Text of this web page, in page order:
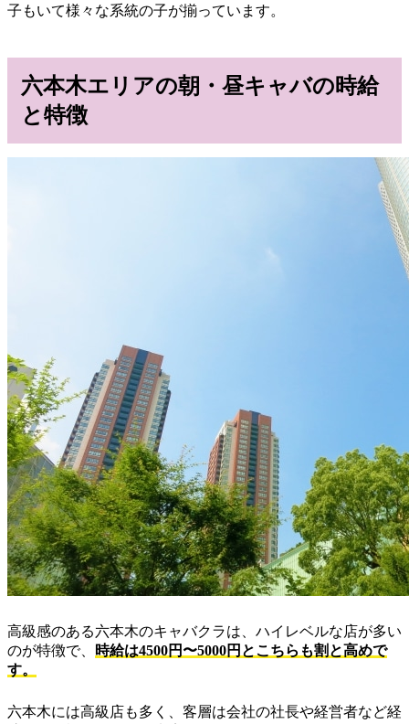
子もいて様々な系統の子が揃っています。
六本木エリアの朝・昼キャバの時給
と特徴
高級感のある六本木のキャバクラは、ハイレベルな店が多い
のが特徴で、
時給は4500円〜5000円とこちらも割と高めで
す。
六本木には高級店も多く、客層は会社の社長や経営者など経